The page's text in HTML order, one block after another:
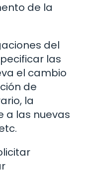
de la
del
las
el cambio
de
la
a las nuevas